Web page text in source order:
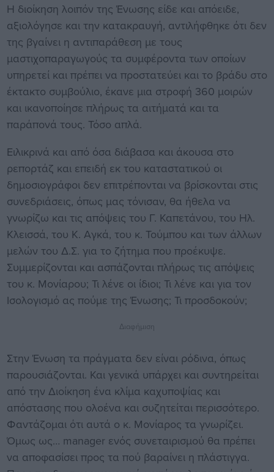
Η διοίκηση λοιπόν της Ένωσης είδε και απόειδε,
αξιολόγησε και την κατακραυγή, αντιλήφθηκε ότι δεν
της βγαίνει η αντιπαράθεση με τους
μαστιχοπαραγωγούς τα συμφέροντα των οποίων
υπηρετεί και πρέπει να προστατεύει και το βράδυ στο
έκτακτο συμβούλιο, έκανε μια στροφή 360 μοιρών
και ικανοποίησε πλήρως τα αιτήματά και τα
παράπονά τους. Τόσο απλά.
Ειλικρινά και από όσα διάβασα και άκουσα στο
ρεπορτάζ και επειδή εκ του καταστατικού οι
δημοσιογράφοι δεν επιτρέπονται να βρίσκονται στις
συνεδριάσεις, όπως μας τόνισαν, θα ήθελα να
γνωρίζω και τις απόψεις του Γ. Καπετάνου, του Ηλ.
Κλεισσά, του Κ. Αγκά, του κ. Τούμπου και των άλλων
μελών του Δ.Σ. για το ζήτημα που προέκυψε.
Συμμερίζονται και ασπάζονται πλήρως τις απόψεις
του κ. Μονίαρου; Τι λένε οι ίδιοι; Τι λένε και για τον
Ισολογισμό ας πούμε της Ένωσης; Τι προσδοκούν;
Διαφήμιση
Στην Ένωση τα πράγματα δεν είναι ρόδινα, όπως
παρουσιάζονται. Και γενικά υπάρχει και συντηρείται
από την Διοίκηση ένα κλίμα καχυποψίας και
απόστασης που ολοένα και συζητείται περισσότερο.
Φαντάζομαι ότι αυτά ο κ. Μονίαρος τα γνωρίζει.
Όμως ως… manager ενός συνεταιρισμού θα πρέπει
να αποφασίσει προς τα πού βαραίνει η πλάστιγγα.